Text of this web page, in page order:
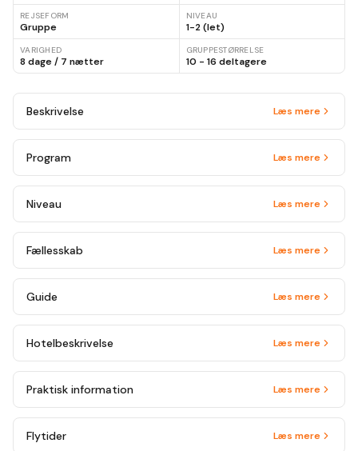
REJSEFORM
Gruppe
NIVEAU
1-2 (let)
VARIGHED
8 dage / 7 nætter
GRUPPESTØRRELSE
10 - 16 deltagere
Beskrivelse Læs mere
Program Læs mere
Niveau Læs mere
Fællesskab Læs mere
Guide Læs mere
Hotelbeskrivelse Læs mere
Praktisk information Læs mere
Flytider Læs mere